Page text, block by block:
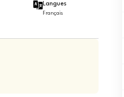
Langues
Français